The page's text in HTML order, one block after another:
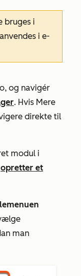
bruges i
i e-
og navigér
. Hvis Mere
direkte til
modul i
opretter et
man